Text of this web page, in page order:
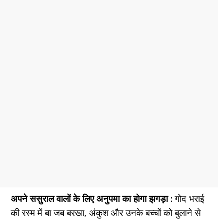
अपने ससुराल वालों के लिए अनुपमा का होगा झगड़ा : गोद भराई
की रस्म में बा जब बरखा, अंकुश और उनके बच्चों को बुलाने से